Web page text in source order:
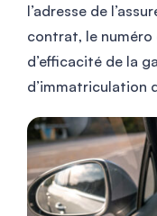
l’adresse de
contrat, le numéro
d’efficacité de la
d’immatriculation